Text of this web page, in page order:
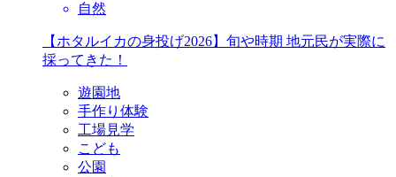
自然
【ホタルイカの身投げ2026】旬や時期 地元民が実際に
採ってきた！
遊園地
手作り体験
工場見学
こども
公園